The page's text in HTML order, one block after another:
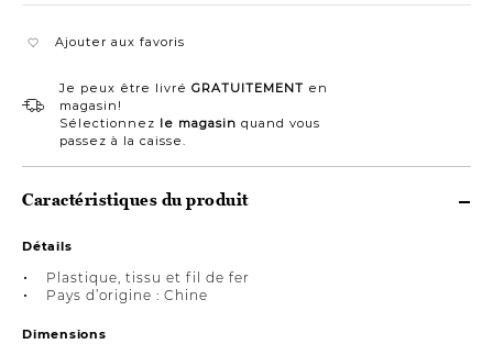
Ajouter aux favoris
Je peux être livré GRATUITEMENT en
magasin!
Sélectionnez le magasin quand vous
passez à la caisse.
Caractéristiques du produit
Détails
Plastique, tissu et fil de fer
Pays d’origine : Chine
Dimensions